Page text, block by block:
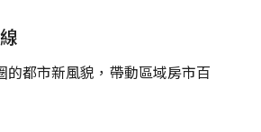
都市新風貌，帶動區域房市百